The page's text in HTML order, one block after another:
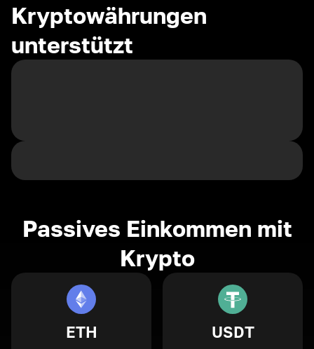
Kryptowährungen
unterstützt
Passives Einkommen mit
Krypto
ETH USDT